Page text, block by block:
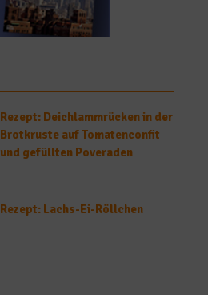
Rezept: Deichlammrücken in der
Brotkruste auf Tomatenconfit
und gefüllten Poveraden
Rezept: Lachs-Ei-Röllchen